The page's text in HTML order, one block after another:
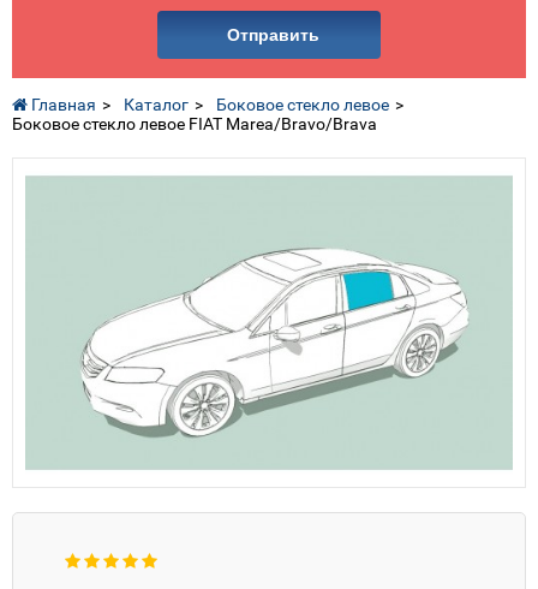
Отправить
Главная Каталог
Боковое стекло левое
Боковое стекло левое FIAT Marea/Bravo/Brava